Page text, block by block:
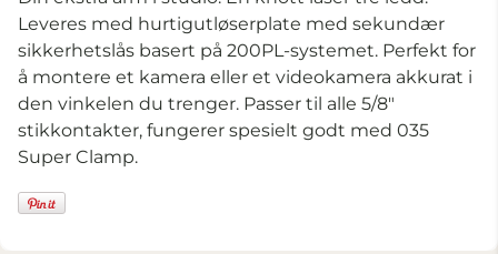
Leveres med hurtigutløserplate med sekundær
sikkerhetslås basert på 200PL-systemet. Perfekt for
å montere et kamera eller et videokamera akkurat i
den vinkelen du trenger. Passer til alle 5/8"
stikkontakter, fungerer spesielt godt med 035
Super Clamp.